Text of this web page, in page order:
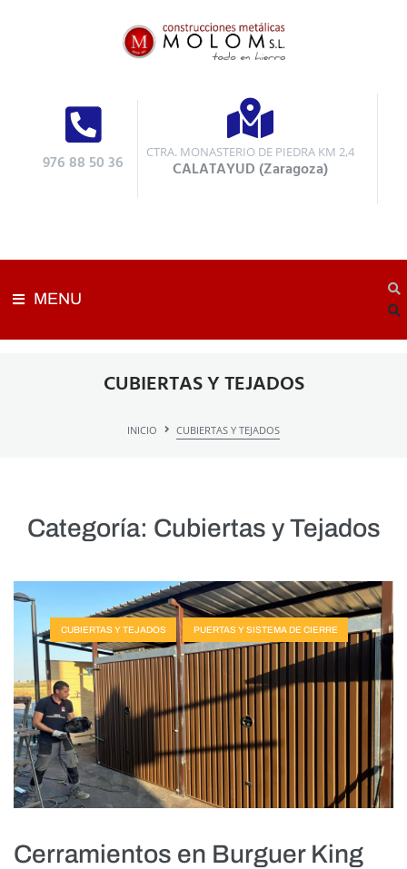
976 88 50 36 CTRA. MONASTERIO DE PIEDRA KM 2,4
CALATAYUD (Zaragoza)
MENU
CUBIERTAS Y TEJADOS
INICIO CUBIERTAS Y TEJADOS
Categoría: Cubiertas y Tejados
CUBIERTAS Y TEJADOS PUERTAS Y SISTEMA DE CIERRE
Cerramientos en Burguer King